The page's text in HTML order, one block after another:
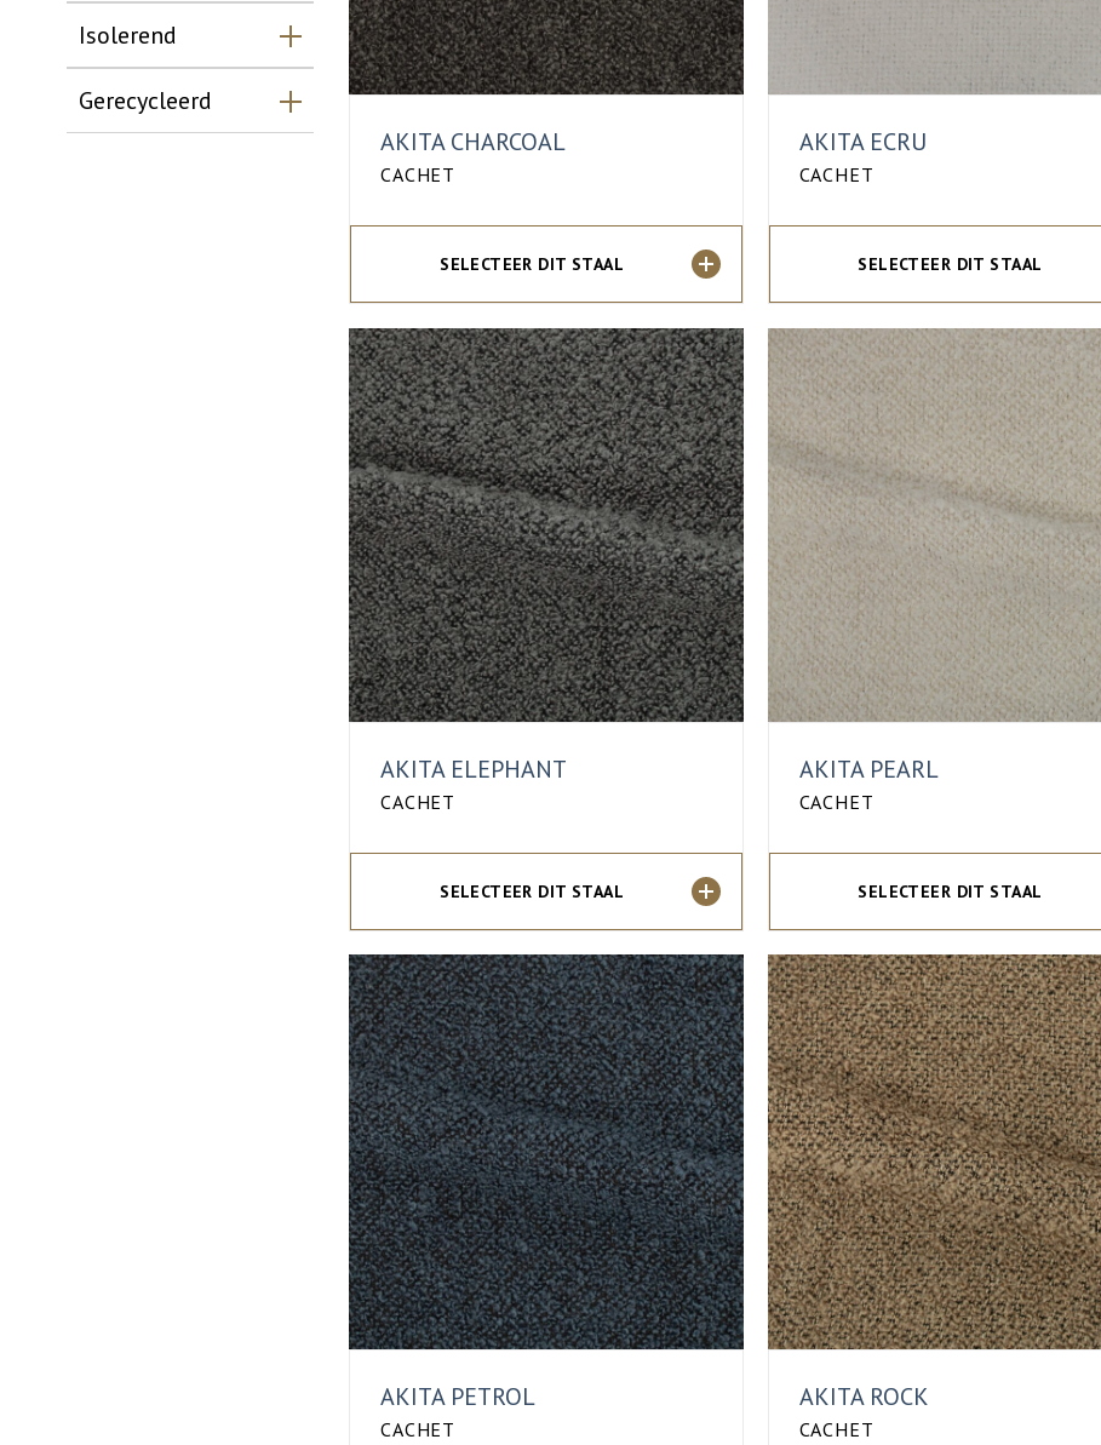
Isolerend
Gerecycleerd
AKITA CHARCOAL
CACHET
SELECTEER DIT STAAL
AKITA ECRU
CACHET
SELECTEER DIT STAAL
AKITA ELEPHANT
CACHET
SELECTEER DIT STAAL
AKITA PEARL
CACHET
SELECTEER DIT STAAL
AKITA PETROL
CACHET
AKITA ROCK
CACHET